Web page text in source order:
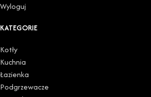
Wyloguj
KATEGORIE
Kotły
Kuchnia
Łazienka
Podgrzewacze